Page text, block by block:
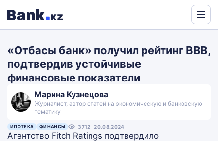
Translate
«Отбасы банк» получил рейтинг BBB,
подтвердив устойчивые
финансовые показатели
Марина Кузнецова
Журналист, автор статей на экономическую и банковскую
тематику
ИПОТЕКА ФИНАНСЫ 3712 20.08.2024
Агентство Fitch Ratings подтвердило